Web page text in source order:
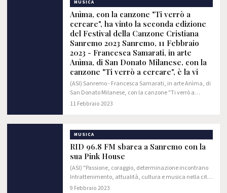
MUSICA
Anìma, con la canzone "Ti verrò a
cercare", ha vinto la seconda edizione
del Festival della Canzone Cristiana
Sanremo 2023 Sanremo, 11 Febbraio
2023 - Francesca Samarati, in arte
Anìma, di San Donato Milanese, con la
canzone "Ti verrò a cercare", è la vi
(ASI) Sanremo - Francesca Samarati, in arte Anìma, di
San Donato Milanese, con la canzone "Ti verrò a
cercare", è la vincitrice della seconda edizione del
11 Febbraio 2023
MUSICA
RID 96.8 FM sbarca a Sanremo con la
sua Pink House
(ASI) "Passione, coraggio, determinazione incontrano
Intrattenimento, attualità, cultura e musica nella città
dei fiori per raccontare la 73° edizione del Festival di
9 Febbraio 2023